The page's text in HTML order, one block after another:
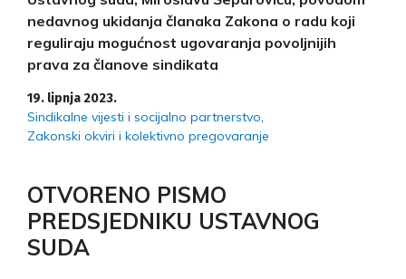
nedavnog ukidanja članaka Zakona o radu koji
reguliraju mogućnost ugovaranja povoljnijih
prava za članove sindikata
19. lipnja 2023.
Sindikalne vijesti i socijalno partnerstvo
Zakonski okviri i kolektivno pregovaranje
OTVORENO PISMO
PREDSJEDNIKU USTAVNOG
SUDA